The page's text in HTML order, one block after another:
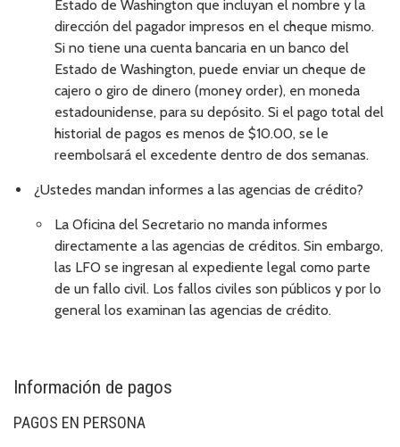
Estado de Washington que incluyan el nombre y la
dirección del pagador impresos en el cheque mismo.
Si no tiene una cuenta bancaria en un banco del
Estado de Washington, puede enviar un cheque de
cajero o giro de dinero (money order), en moneda
estadounidense, para su depósito. Si el pago total del
historial de pagos es menos de $10.00, se le
reembolsará el excedente dentro de dos semanas.
¿Ustedes mandan informes a las agencias de crédito?
La Oficina del Secretario no manda informes
directamente a las agencias de créditos. Sin embargo,
las LFO se ingresan al expediente legal como parte
de un fallo civil. Los fallos civiles son públicos y por lo
general los examinan las agencias de crédito.
Información de pagos
PAGOS EN PERSONA